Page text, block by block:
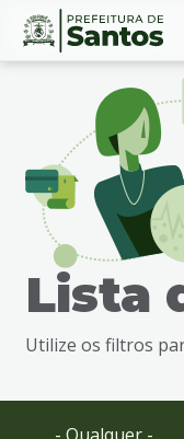
Ir
busca
Ir
Conteúdo
Lista
Utilize os filtros